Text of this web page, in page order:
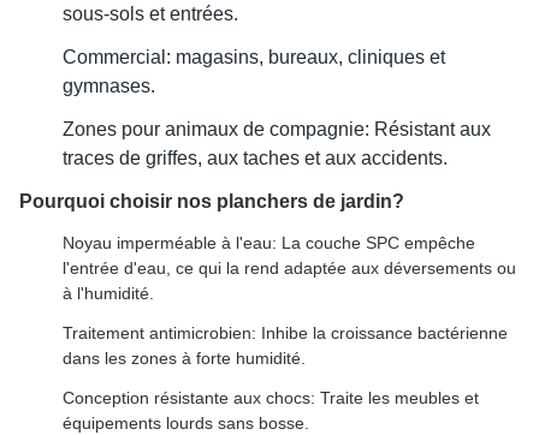
sous-sols et entrées.
Commercial: magasins, bureaux, cliniques et
gymnases.
Zones pour animaux de compagnie: Résistant aux
traces de griffes, aux taches et aux accidents.
Pourquoi choisir nos planchers de jardin?
Noyau imperméable à l'eau: La couche SPC empêche
l'entrée d'eau, ce qui la rend adaptée aux déversements ou
à l'humidité.
Traitement antimicrobien: Inhibe la croissance bactérienne
dans les zones à forte humidité.
Conception résistante aux chocs: Traite les meubles et
équipements lourds sans bosse.